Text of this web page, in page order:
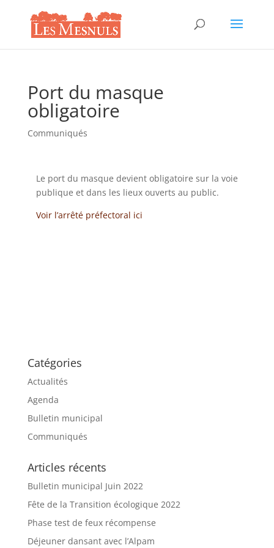
Port du masque
obligatoire
Communiqués
Le port du masque devient obligatoire sur la voie
publique et dans les lieux ouverts au public.
Voir l’arrêté préfectoral ici
Catégories
Actualités
Agenda
Bulletin municipal
Communiqués
Articles récents
Bulletin municipal Juin 2022
Fête de la Transition écologique 2022
Phase test de feux récompense
Déjeuner dansant avec l’Alpam